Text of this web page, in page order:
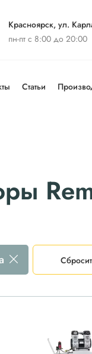
Красноярск, ул.
пн-пт с 8:00 до 20:00
Статьи